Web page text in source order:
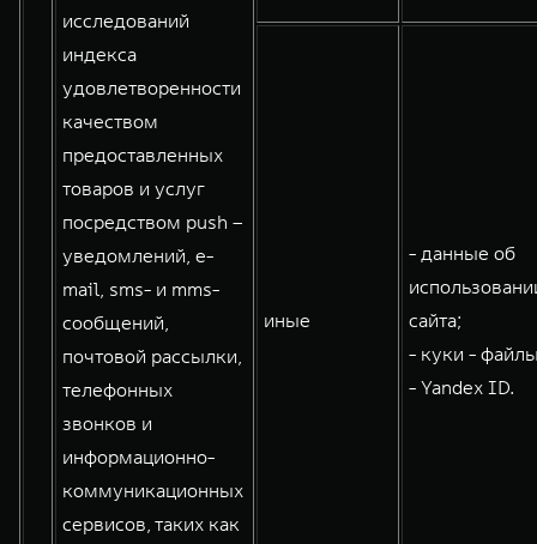
исследований
индекса
удовлетворенности
качеством
предоставленных
товаров и услуг
посредством push –
уведомлений, e-
mail, sms- и mms-
сообщений,
почтовой рассылки,
телефонных
звонков и
информационно-
коммуникационных
сервисов, таких как
иные
- данные об
сайта;
- куки -
- Yandex ID.